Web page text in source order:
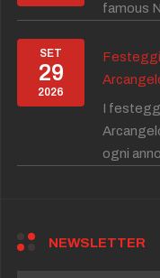
famous
SET
29
2026
I
ogni
NEWSLETTER